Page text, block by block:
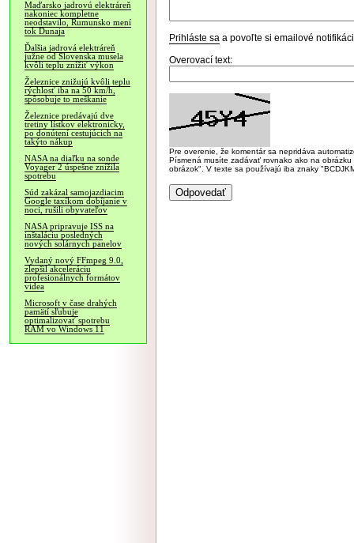
Maďarsko jadrovú elektráreň
nakoniec kompletne
neodstavilo, Rumunsko mení
tok Dunaja
Ďalšia jadrová elektráreň
južne od Slovenska musela
kvôli teplu znížiť výkon
Železnice znižujú kvôli teplu
rýchlosť iba na 50 km/h,
spôsobuje to meškanie
Železnice predávajú dve
tretiny lístkov elektronicky,
po donútení cestujúcich na
takýto nákup
NASA na diaľku na sonde
Voyager 2 úspešne znížila
spotrebu
Súd zakázal samojazdiacim
Google taxíkom dobíjanie v
noci, rušili obyvateľov
NASA pripravuje ISS na
inštaláciu posledných
nových solárnych panelov
Vydaný nový FFmpeg 9.0,
zlepšil akceleráciu
profesionálnych formátov
videa
Microsoft v čase drahých
pamätí sľubuje
optimalizovať spotrebu
RAM vo Windows 11
Prihláste sa a povoľte si emailové
Overovací text:
Pre overenie, že komentár sa nepridáva
Písmená musíte zadávať rovnako ako na
obrázok". V texte sa používajú iba znaky